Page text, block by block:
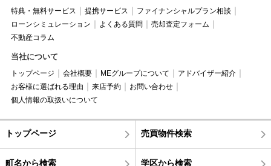
特典・無料サービス 提携サービス
ファイナンシャルプラン相談
ローンシミュレーション
よくある質問
売却査定フォーム
不動産コラム
当社について
トップページ 会社概要 MEグループについて
アドバイザー紹介
お客様に選ばれる理由
来店予約
お問い合わせ
個人情報の取扱いについて
トップページ 売買物件検索
町名から検索 学区から検索